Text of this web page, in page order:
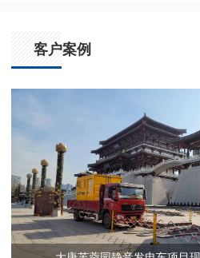
客户案例